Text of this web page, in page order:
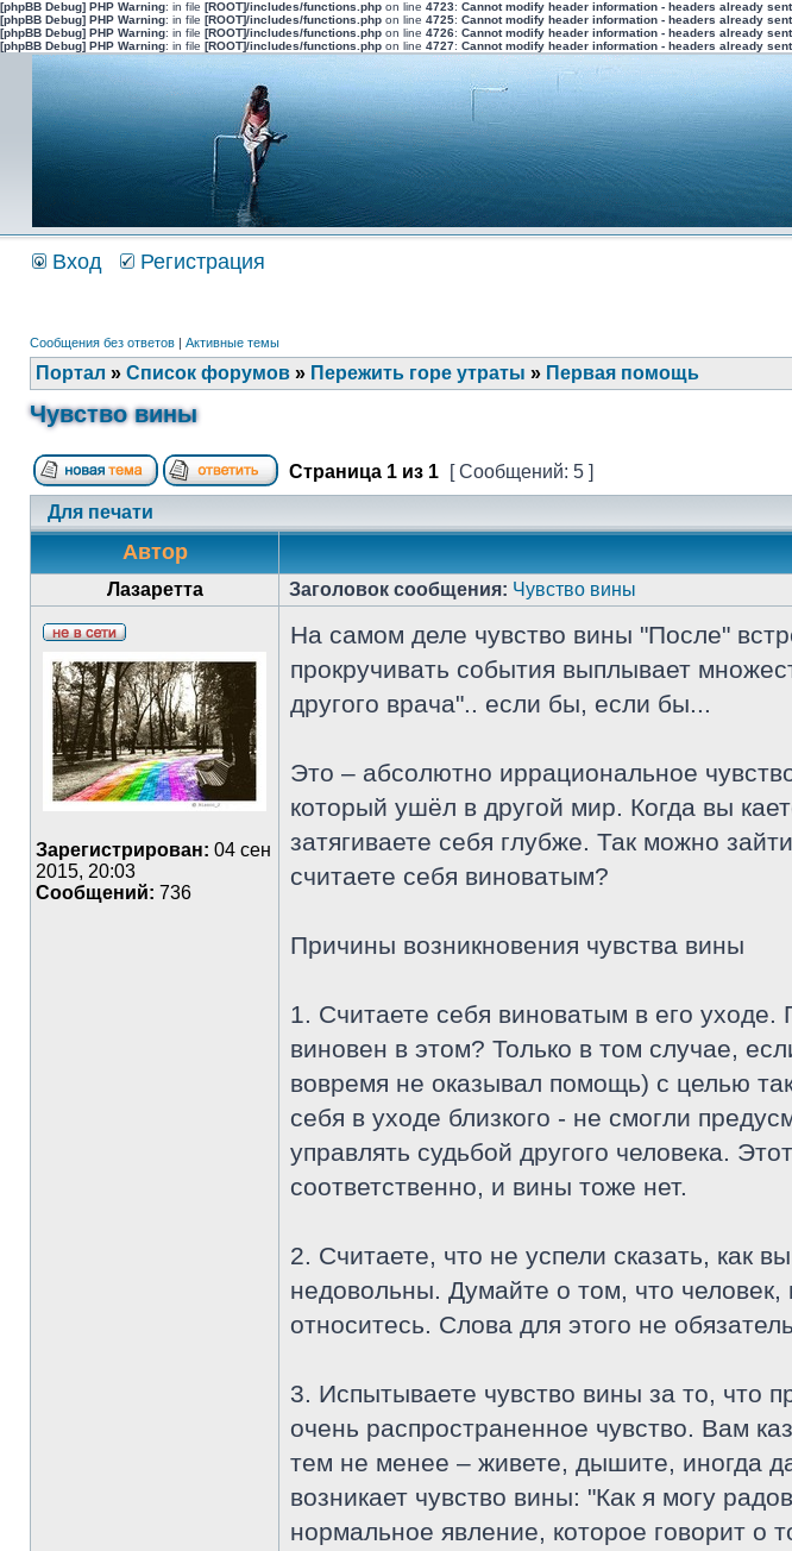
[phpBB Debug] PHP Warning: in file [ROOT]/includes/functions.php on line 4723: Cannot modify header information - headers already
[phpBB Debug] PHP Warning: in file [ROOT]/includes/functions.php on line 4725: Cannot modify header information - headers already
[phpBB Debug] PHP Warning: in file [ROOT]/includes/functions.php on line 4726: Cannot modify header information - headers already
[phpBB Debug] PHP Warning: in file [ROOT]/includes/functions.php on line 4727: Cannot modify header information - headers already
Вход Регистрация
Сообщения без ответов | Активные темы
Портал » Список форумов » Пережить горе утраты » Первая помощь
Чувство вины
Страница 1 из 1
[ Сообщений: 5 ]
Для печати
Автор
Лазаретта Заголовок сообщения: Чувство вины
Зарегистрирован: 04 сен
2015, 20:03
Сообщений: 736
На самом деле чувство вины "После"
прокручивать события выплывает
другого врача".. если бы, если бы...
Это – абсолютно иррациональное
который ушёл в другой мир. Когда вы
затягиваете себя глубже. Так можно
считаете себя виноватым?
Причины возникновения чувства вины
1. Считаете себя виноватым в его
виновен в этом? Только в том случае,
вовремя не оказывал помощь) с целью
себя в уходе близкого - не смогли
управлять судьбой другого человека.
соответственно, и вины тоже нет.
2. Считаете, что не успели сказать, как
недовольны. Думайте о том, что
относитесь. Слова для этого не
3. Испытываете чувство вины за то, что
очень распространенное чувство. Вам
тем не менее – живете, дышите, иногда
возникает чувство вины: "Как я могу
нормальное явление, которое говорит о